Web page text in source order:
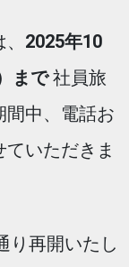
2025年10
まで社員旅
間中、電話お
いただきま
り再開いたし